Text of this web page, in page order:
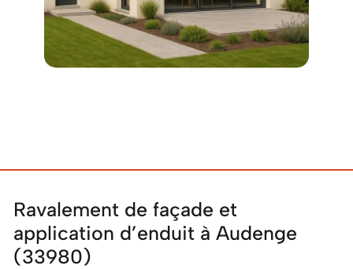
Ravalement de façade et
application d’enduit à Audenge
(33980)